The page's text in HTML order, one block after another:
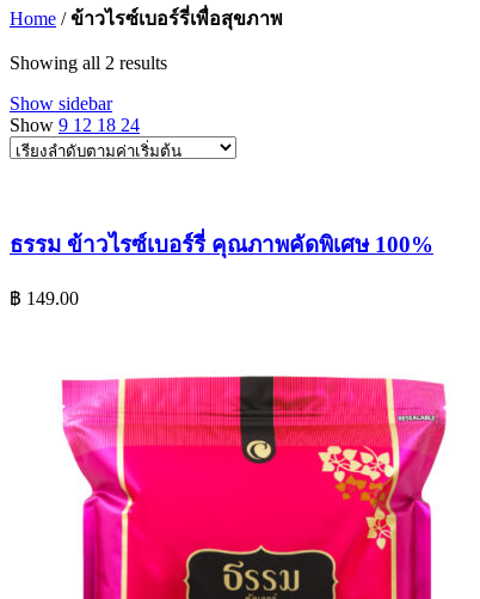
Home /ข้าวไรซ์เบอร์รี่เพื่อสุขภาพ
Showing all 2 results
Show sidebar
Show 9 12 18 24
ธรรม ข้าวไรซ์เบอร์รี่ คุณภาพคัดพิเศษ 100%
฿ 149.00